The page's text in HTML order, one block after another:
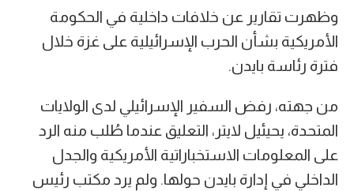
وظهرت تقارير عن خلافات داخلية في الحكومة
الأمريكية بشأن الحرب الإسرائيلية على غزة خلال
فترة رئاسة بايدن.
من جهته، رفض السفير الإسرائيلي لدى الولايات
المتحدة، يحيئيل لايتر، التعليق عندما طُلب منه الرد
على المعلومات الاستخباراتية الأمريكية والجدل
الداخلي في إدارة بايدن حولها. ولم يرد مكتب رئيس